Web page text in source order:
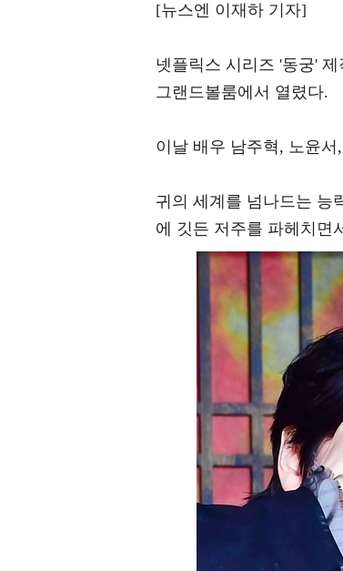
[뉴스엔 이재하 기자]
넷플릭스 시리즈 '동궁'
그랜드볼룸에서 열렸다.
이날 배우 남주혁, 노윤
귀의 세계를 넘나드는 능
에 깃든 저주를 파헤치면